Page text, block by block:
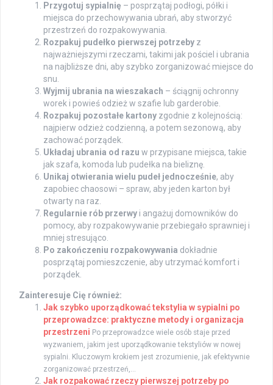
Przygotuj sypialnię – posprzątaj podłogi, półki i
miejsca do przechowywania ubrań, aby stworzyć
przestrzeń do rozpakowywania.
Rozpakuj pudełko pierwszej potrzeby z
najważniejszymi rzeczami, takimi jak pościel i ubrania
na najbliższe dni, aby szybko zorganizować miejsce do
snu.
Wyjmij ubrania na wieszakach – ściągnij ochronny
worek i powieś odzież w szafie lub garderobie.
Rozpakuj pozostałe kartony zgodnie z kolejnością:
najpierw odzież codzienną, a potem sezonową, aby
zachować porządek.
Układaj ubrania od razu w przypisane miejsca, takie
jak szafa, komoda lub pudełka na bieliznę.
Unikaj otwierania wielu pudeł jednocześnie, aby
zapobiec chaosowi – spraw, aby jeden karton był
otwarty na raz.
Regularnie rób przerwy i angażuj domowników do
pomocy, aby rozpakowywanie przebiegało sprawniej i
mniej stresująco.
Po zakończeniu rozpakowywania dokładnie
posprzątaj pomieszczenie, aby utrzymać komfort i
porządek.
Zainteresuje Cię również:
Jak szybko uporządkować tekstylia w sypialni po
przeprowadzce: praktyczne metody i organizacja
przestrzeni Po przeprowadzce wiele osób staje przed
wyzwaniem, jakim jest uporządkowanie tekstyliów w nowej
sypialni. Kluczowym krokiem jest zrozumienie, jak efektywnie
zorganizować przestrzeń,...
Jak rozpakować rzeczy pierwszej potrzeby po